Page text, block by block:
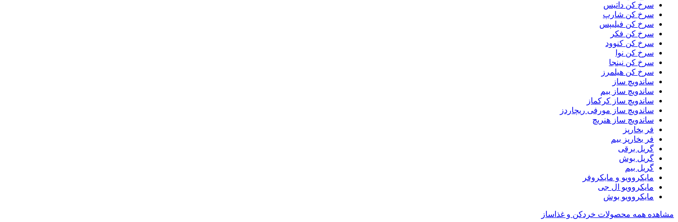
سرخ کن داتیس
سرخ کن شارپ
سرخ کن فیلیپس
سرخ کن فکر
سرخ کن کنوود
سرخ کن نوا
سرخ کن نینجا
سرخ کن هیلمرز
ساندویچ ساز
ساندویچ ساز بیم
ساندویچ ساز کرکماز
ساندویچ ساز مورفی ریچاردز
ساندویچ ساز هنریچ
فر بخارپز
فر بخارپز بیم
گریل برقی
گریل بوش
گریل بیم
مایکروویو و مایکروفر
مایکروویو ال جی
مایکروویو بوش
مشاهده همه محصولات خردکن و غذاساز